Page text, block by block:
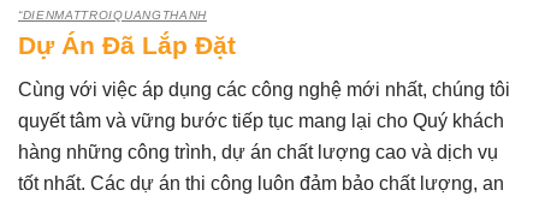
“DIENMATTROIQUANGTHANH
Dự Án Đã Lắp Đặt
Cùng với việc áp dụng các công nghệ mới nhất, chúng tôi
quyết tâm và vững bước tiếp tục mang lại cho Quý khách
hàng những công trình, dự án chất lượng cao và dịch vụ
tốt nhất. Các dự án thi công luôn đảm bảo chất lượng, an